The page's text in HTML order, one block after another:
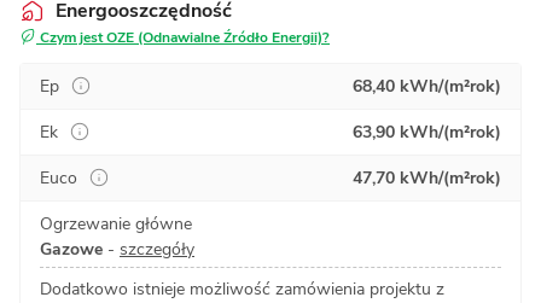
Energooszczędność
Czym jest OZE (Odnawialne Źródło Energii)?
Ep
68,40 kWh/(m²rok)
Ek
63,90 kWh/(m²rok)
Euco
47,70 kWh/(m²rok)
Ogrzewanie główne
Gazowe - szczegóły
Dodatkowo istnieje możliwość zamówienia projektu z